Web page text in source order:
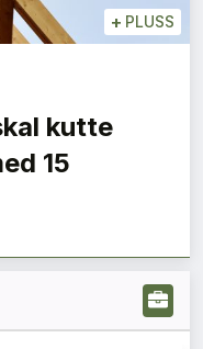
+ PLUSS
kutte
15